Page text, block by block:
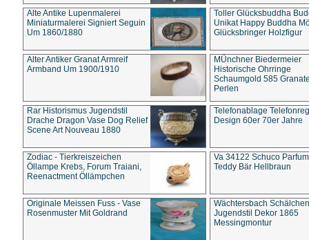
Alte Antike Lupenmalerei
Miniaturmalerei Signiert Seguin
Um 1860/1880
Toller Glücksbuddha
Unikat Happy Buddha
Glücksbringer Holzfigur
Alter Antiker Granat Armreif
Armband Um 1900/1910
MÜnchner Biedermeier
Historische Ohrringe
Schaumgold 585
Perlen
Rar Historismus Jugendstil
Drache Dragon Vase Dog Relief
Scene Art Nouveau 1880
Telefonablage
Design 60er 70er Jahre
Zodiac - Tierkreiszeichen
Öllampe Krebs, Forum Traiani,
Reenactment Öllämpchen
Va 34122 Schuco
Teddy Bär Hellbraun
Originale Meissen Fuss - Vase
Rosenmuster Mit Goldrand
Wächtersbach Schälchen
Jugendstil Dekor 1865
Messingmontur